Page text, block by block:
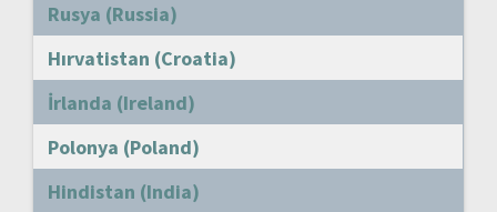
Rusya (Russia)
Hırvatistan (Croatia)
İrlanda (Ireland)
Polonya (Poland)
Hindistan (India)